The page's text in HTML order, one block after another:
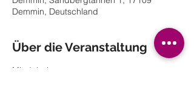
Demmin, Deutschland
Über die Veranstaltung
Mit dabei: